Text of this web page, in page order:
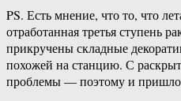
PS. Есть мнение, что то, что
отработанная третья ступень
прикручены складные
похожей на станцию. С
проблемы — поэтому и